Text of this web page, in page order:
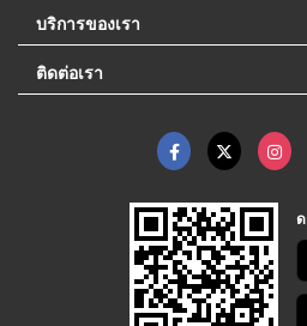
บริการของเรา
ติดต่อเรา